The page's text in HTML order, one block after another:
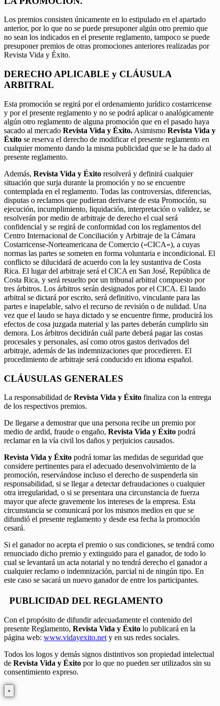
Los premios consisten únicamente en lo estipulado en el apartado
anterior, por lo que no se puede presuponer algún otro premio que
no sean los indicados en el presente reglamento, tampoco se puede
presuponer premios de otras promociones anteriores realizadas por
Revista Vida y Éxito.
DERECHO APLICABLE y CLÁUSULA
ARBITRAL
Esta promoción se regirá por el ordenamiento jurídico costarricense
y por el presente reglamento y no se podrá aplicar o analógicamente
algún otro reglamento de alguna promoción que en el pasado haya
sacado al mercado Revista Vida y Éxito. Asimismo Revista Vida y
Éxito se reserva el derecho de modificar el presente reglamento en
cualquier momento dando la misma publicidad que se le ha dado al
presente reglamento.
Además, Revista Vida y Éxito resolverá y definirá cualquier
situación que surja durante la promoción y no se encuentre
contemplada en el reglamento. Todas las controversias, diferencias,
disputas o reclamos que pudieran derivarse de esta Promoción, su
ejecución, incumplimiento, liquidación, interpretación o validez, se
resolverán por medio de arbitraje de derecho el cual será
confidencial y se regirá de conformidad con los reglamentos del
Centro Internacional de Conciliación y Arbitraje de la Cámara
Costarricense-Norteamericana de Comercio («CICA»), a cuyas
normas las partes se someten en forma voluntaria e incondicional. El
conflicto se dilucidará de acuerdo con la ley sustantiva de Costa
Rica. El lugar del arbitraje será el CICA en San José, República de
Costa Rica, y será resuelto por un tribunal arbitral compuesto por
tres árbitros. Los árbitros serán designados por el CICA. El laudo
arbitral se dictará por escrito, será definitivo, vinculante para las
partes e inapelable, salvo el recurso de revisión o de nulidad. Una
vez que el laudo se haya dictado y se encuentre firme, producirá los
efectos de cosa juzgada material y las partes deberán cumplirlo sin
demora. Los árbitros decidirán cuál parte deberá pagar las costas
procesales y personales, así como otros gastos derivados del
arbitraje, además de las indemnizaciones que procedieren. El
procedimiento de arbitraje será conducido en idioma español.
CLÁUSULAS GENERALES
La responsabilidad de Revista Vida y Éxito finaliza con la entrega
de los respectivos premios.
De llegarse a demostrar que una persona recibe un premio por
medio de ardid, fraude o engaño, Revista Vida y Éxito podrá
reclamar en la vía civil los daños y perjuicios causados.
Revista Vida y Éxito podrá tomar las medidas de seguridad que
considere pertinentes para el adecuado desenvolvimiento de la
promoción, reservándose incluso el derecho de suspenderla sin
responsabilidad, si se llegar a detectar defraudaciones o cualquier
otra irregularidad, o si se presentara una circunstancia de fuerza
mayor que afecte gravemente los intereses de la empresa. Esta
circunstancia se comunicará por los mismos medios en que se
difundió el presente reglamento y desde esa fecha la promoción
cesará.
Si el ganador no acepta el premio o sus condiciones, se tendrá como
renunciado dicho premio y extinguido para el ganador, de todo lo
cual se levantará un acta notarial y no tendrá derecho el ganador a
cualquier reclamo o indemnización, parcial ni de ningún tipo. En
este caso se sacará un nuevo ganador de entre los participantes.
PUBLICIDAD DEL REGLAMENTO
Con el propósito de difundir adecuadamente el contenido del
presente Reglamento, Revista Vida y Éxito lo publicará en la
página web: www.vidayexito.net y en sus redes sociales.
Todos los logos y demás signos distintivos son propiedad intelectual
de Revista Vida y Éxito por lo que no pueden ser utilizados sin su
consentimiento expreso.
×